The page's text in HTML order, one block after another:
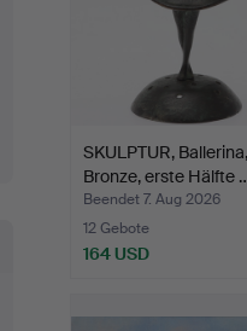
SKULPTUR, Ballerina,
Bronze, erste Hälfte
Beendet 7. Aug 2026
12 Gebote
164 USD